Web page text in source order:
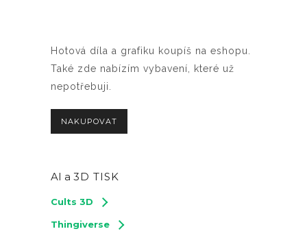
Hotová díla a grafiku koupíš na eshopu.
Také zde nabízím vybavení, které už
nepotřebuji.
NAKUPOVAT
AI a 3D TISK
Cults 3D
Thingiverse